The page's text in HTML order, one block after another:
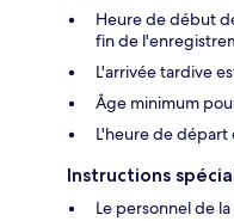
Heure de début
fin de
L'arrivée tardive
Âge minimum
L'heure de départ
Instructions
Le personnel de